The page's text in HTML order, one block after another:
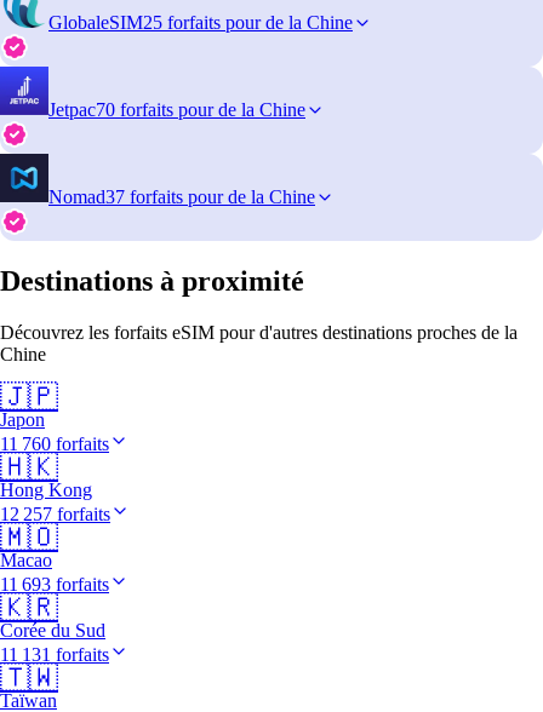
GlobaleSIM25 forfaits pour de la Chine
Jetpac70 forfaits pour de la Chine
Nomad37 forfaits pour de la Chine
Destinations à proximité
Découvrez les forfaits eSIM pour d'autres destinations proches de la
Chine
🇯🇵
Japon
11 760 forfaits
🇭🇰
Hong Kong
12 257 forfaits
🇲🇴
Macao
11 693 forfaits
🇰🇷
Corée du Sud
11 131 forfaits
🇹🇼
Taïwan